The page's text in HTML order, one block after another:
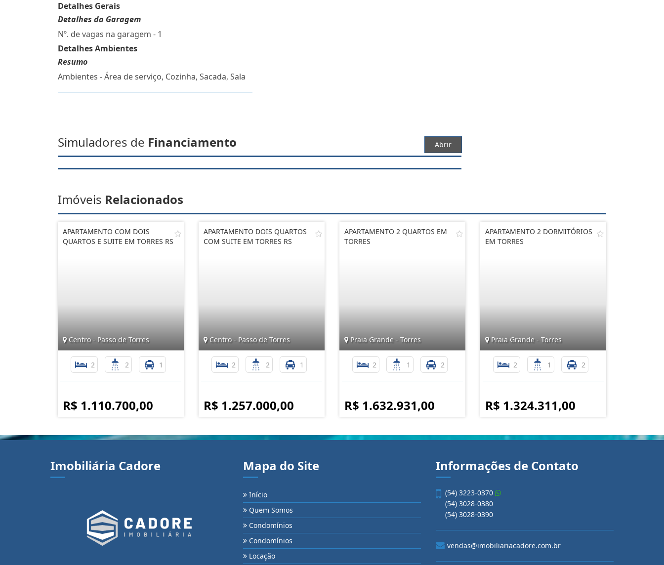
Detalhes Gerais
Detalhes da Garagem
Nº. de vagas na garagem - 1
Detalhes Ambientes
Resumo
Ambientes - Área de serviço, Cozinha, Sacada, Sala
Simuladores de Financiamento Abrir
Imóveis Relacionados
APARTAMENTO COM DOIS
QUARTOS E SUITE EM TORRES RS
Centro - Passo de Torres
2 2 1
R$ 1.110.700,00
APARTAMENTO DOIS QUARTOS
COM SUITE EM TORRES RS
Centro - Passo de Torres
2 2 1
R$ 1.257.000,00
APARTAMENTO 2 QUARTOS EM
TORRES
Praia Grande - Torres
2 1 2
R$ 1.632.931,00
APARTAMENTO 2 DORMITÓRIOS
EM TORRES
Praia Grande - Torres
2 1 2
R$ 1.324.311,00
Imobiliária Cadore Mapa do Site
Início
Quem Somos
Condomínios
Condomínios
Locação
Informações de Contato
(54) 3223-0370
(54) 3028-0380
(54) 3028-0390
vendas@imobiliariacadore.com.br